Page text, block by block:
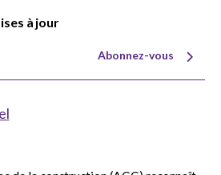
à jour
Abonnez-vous